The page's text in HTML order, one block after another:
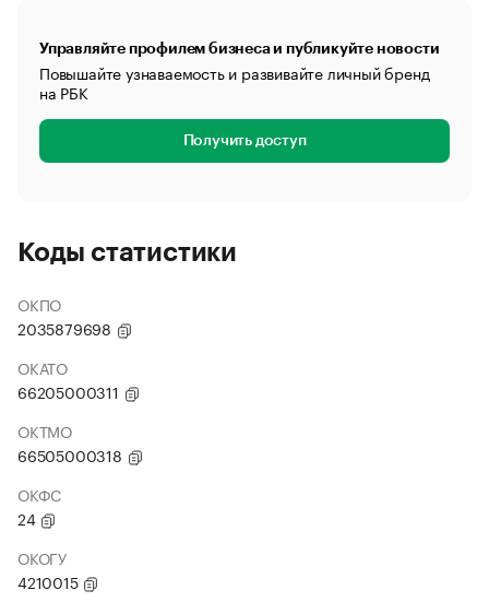
Управляйте профилем бизнеса и публикуйте новости
Повышайте узнаваемость и развивайте личный бренд
на РБК
Получить доступ
Коды статистики
ОКПО
2035879698
ОКАТО
66205000311
ОКТМО
66505000318
ОКФС
24
ОКОГУ
4210015